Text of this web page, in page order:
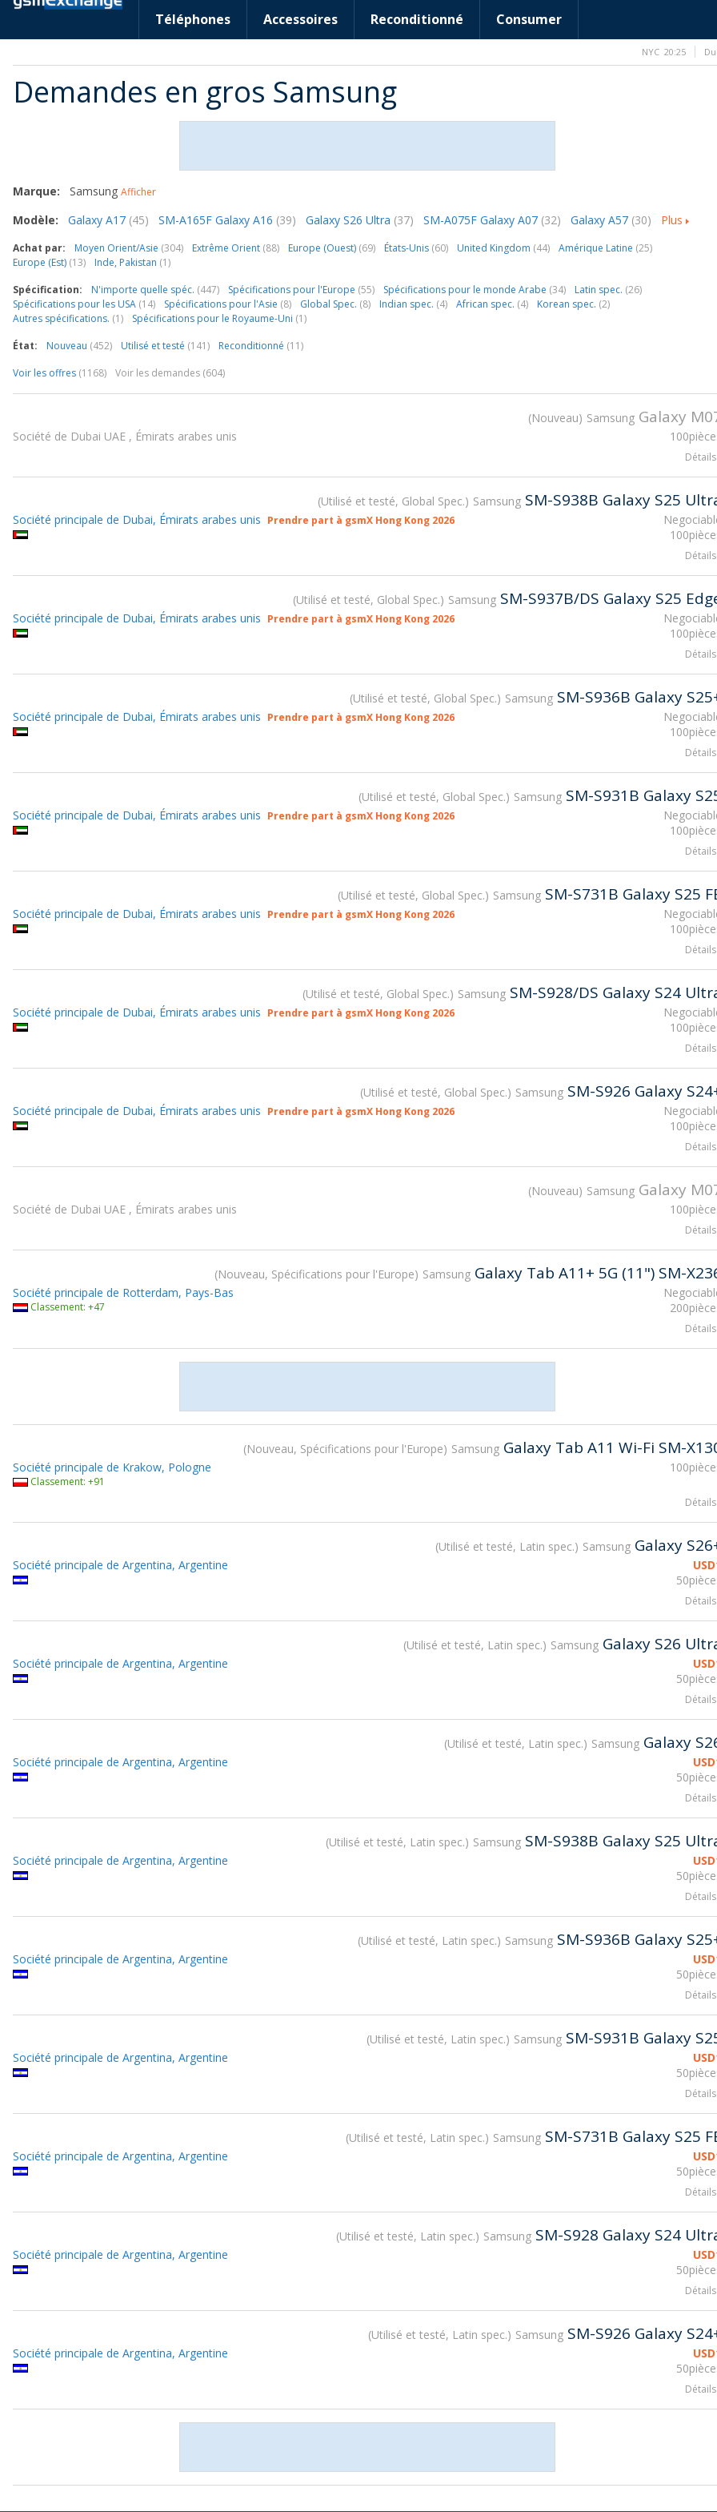
Téléphones Accessoires Reconditionné Consumer
Demandes en gros Samsung
Marque: Samsung Afficher
Modèle: Galaxy A17 (45) SM-A165F Galaxy A16 (39) Galaxy S26 Ultra (37) SM-A075F Galaxy A07 (32) Galaxy A57 (30) Plus
Achat par: Moyen Orient/Asie (304) Extrême Orient (88) Europe (Ouest) (69) États-Unis (60) United Kingdom (44) Amérique Latine (25)
Europe (Est) (13) Inde, Pakistan (1)
Spécification:
N'importe quelle spéc. (447) Spécifications pour l'Europe (55) Spécifications pour le monde Arabe (34) Latin spec. (26)
Spécifications pour les USA (14) Spécifications pour l'Asie (8) Global Spec. (8) Indian spec. (4) African spec. (4) Korean spec. (2)
Autres spécifications. (1) Spécifications pour le Royaume-Uni (1)
État:
Nouveau (452) Utilisé et testé (141) Reconditionné (11)
Voir les offres (1168) Voir les demandes (604)
Nouveau Samsung Galaxy
Société de Dubai UAE , Émirats arabes unis
Détails
Utilisé et testé, Global Spec. Samsung SM-S938B Galaxy S25
Société principale de Dubai, Émirats arabes unis Prendre part à gsmX Hong Kong 2026
Détails
Utilisé et testé, Global Spec. Samsung SM-S937B/DS Galaxy S25
Société principale de Dubai, Émirats arabes unis Prendre part à gsmX Hong Kong 2026
Détails
Utilisé et testé, Global Spec. Samsung SM-S936B Galaxy
Société principale de Dubai, Émirats arabes unis Prendre part à gsmX Hong Kong 2026
Détails
Utilisé et testé, Global Spec. Samsung SM-S931B Galaxy
Société principale de Dubai, Émirats arabes unis Prendre part à gsmX Hong Kong 2026
Détails
Utilisé et testé, Global Spec. Samsung SM-S731B Galaxy S25
Société principale de Dubai, Émirats arabes unis Prendre part à gsmX Hong Kong 2026
Détails
Utilisé et testé, Global Spec. Samsung SM-S928/DS Galaxy S24
Société principale de Dubai, Émirats arabes unis Prendre part à gsmX Hong Kong 2026
Détails
Utilisé et testé, Global Spec. Samsung SM-S926 Galaxy
Société principale de Dubai, Émirats arabes unis Prendre part à gsmX Hong Kong 2026
Détails
Nouveau Samsung Galaxy
Société de Dubai UAE , Émirats arabes unis
Détails
Nouveau, Spécifications pour l'Europe Samsung Galaxy Tab А11+ 5G (11") SM-
Société principale de Rotterdam, Pays-Bas
Classement: +47
Détails
Nouveau, Spécifications pour l'Europe Samsung Galaxy Tab A11 Wi-Fi SM-
Société principale de Krakow, Pologne
Classement: +91
Détails
Utilisé et testé, Latin spec. Samsung Galaxy
USD
Société principale de Argentina, Argentine
Détails
Utilisé et testé, Latin spec. Samsung Galaxy S26
USD
Société principale de Argentina, Argentine
Détails
Utilisé et testé, Latin spec. Samsung Galaxy
USD
Société principale de Argentina, Argentine
Détails
Utilisé et testé, Latin spec. Samsung SM-S938B Galaxy S25
USD
Société principale de Argentina, Argentine
Détails
Utilisé et testé, Latin spec. Samsung SM-S936B Galaxy
USD
Société principale de Argentina, Argentine
Détails
Utilisé et testé, Latin spec. Samsung SM-S931B Galaxy
USD
Société principale de Argentina, Argentine
Détails
Utilisé et testé, Latin spec. Samsung SM-S731B Galaxy S25
USD
Société principale de Argentina, Argentine
Détails
Utilisé et testé, Latin spec. Samsung SM-S928 Galaxy S24
USD
Société principale de Argentina, Argentine
Détails
Utilisé et testé, Latin spec. Samsung SM-S926 Galaxy
USD
Société principale de Argentina, Argentine
Détails
NYC 20:25